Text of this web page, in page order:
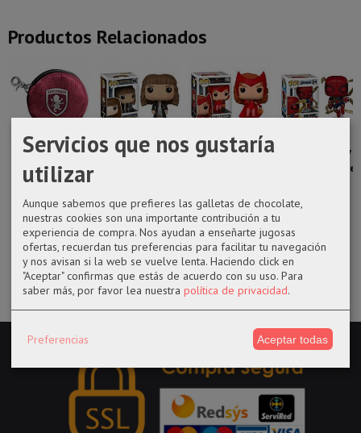
Productos Relacionados
Monedero
Gryffindor
10,95 €
Figura pop 03
17,99 €
Funko pop 715
26,99 €
Funko pop 574
Iron Spider de
17,99 €
Servicios que nos gustaría
utilizar
Aunque sabemos que prefieres las galletas de chocolate,
nuestras cookies son una importante contribución a tu
experiencia de compra. Nos ayudan a enseñarte jugosas
ofertas, recuerdan tus preferencias para facilitar tu navegación
y nos avisan si la web se vuelve lenta. Haciendo click en
"Aceptar" confirmas que estás de acuerdo con su uso. Para
saber más, por favor lea nuestra política de privacidad.
Preferencias Aceptar todas